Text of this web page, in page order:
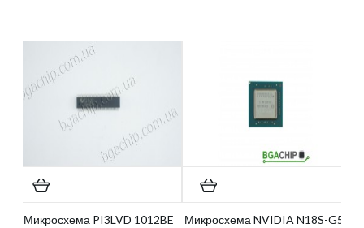
Микросхема PI3LVD 1012BE
Микросхема NVIDIA N18S-G5-